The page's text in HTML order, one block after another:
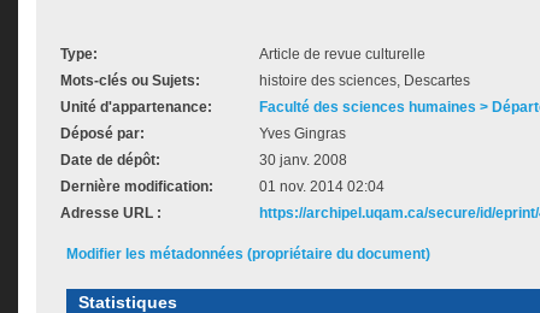
Type:
Article de revue culturelle
Mots-clés ou Sujets:
histoire des sciences, Descartes
Unité d'appartenance:
Faculté des sciences humaines >
Déposé par:
Yves Gingras
Date de dépôt:
30 janv. 2008
Dernière modification:
01 nov. 2014 02:04
Adresse URL :
https://archipel.uqam.ca/secure/id/
Modifier les métadonnées (propriétaire du document)
Statistiques